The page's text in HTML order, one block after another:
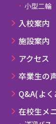
Q. 学
か？
A. 大
よ
Q. い
A. ５
む
Q.
A.
「
込
「
入
￥
※そ
小型二輪
⼊校案内
施設案内
アクセス
卒業⽣の
Q&A(よ
在校⽣メ